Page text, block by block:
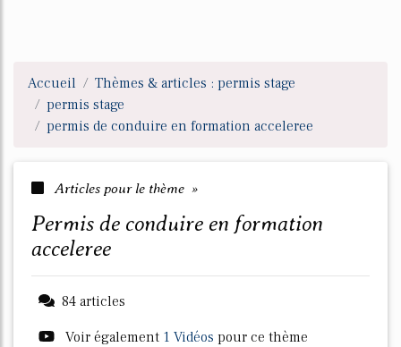
Accueil
Thèmes & articles : permis stage
permis stage
permis de conduire en formation acceleree
Articles pour le thème »
permis de conduire en formation
acceleree
84 articles
Voir également 1 Vidéos pour ce thème